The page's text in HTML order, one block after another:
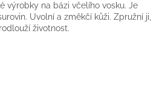
výrobky na bázi včelího vosku. Je
Uvolní a změkčí kůži. Zpružní ji,
životnost.